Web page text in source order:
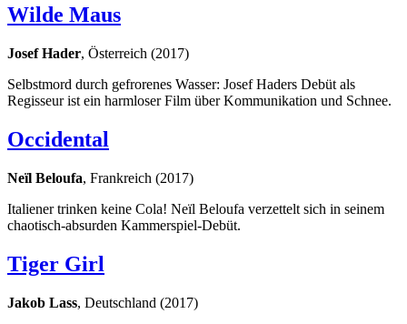
Wilde Maus
Josef Hader, Österreich (2017)
Selbstmord durch gefrorenes Wasser: Josef Haders Debüt als
Regisseur ist ein harmloser Film über Kommunikation und Schnee.
Occidental
Neïl Beloufa, Frankreich (2017)
Italiener trinken keine Cola! Neïl Beloufa verzettelt sich in seinem
chaotisch-absurden Kammerspiel-Debüt.
Tiger Girl
Jakob Lass, Deutschland (2017)